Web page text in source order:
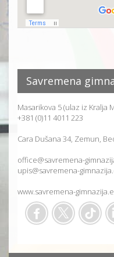
Savremena
Masarikova 5 (ulaz iz Kralja
+381 (0)11 4011 223
Cara Dušana 34, Zemun,
office@savremena-
upis@savremena-
www.savremena-